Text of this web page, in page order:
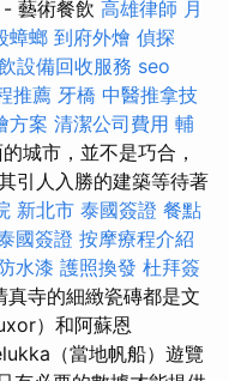
藝術餐飲 高雄律師 月
蟑螂 到府外燴 偵探
設備回收服務 seo
推薦 牙橋 中醫推拿技
方案 清潔公司費用 輔
城市，並不是巧合，
引人入勝的建築等待著
新北市 泰國簽證 餐點
國簽證 按摩療程介紹
水漆 護照換發 杜拜簽
寺的細緻瓷磚都是文
）和阿蘇恩
（當地帆船）遊覽